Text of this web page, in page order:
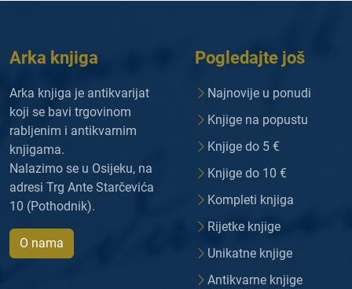
Arka knjiga
Arka knjiga je antikvarijat
koji se bavi trgovinom
rabljenim i antikvarnim
knjigama.
Nalazimo se u Osijeku, na
adresi Trg Ante Starčevića
10 (Pothodnik).
O nama
Pogledajte još
Najnovije u ponudi
Knjige na popustu
Knjige do 5 €
Knjige do 10 €
Kompleti knjiga
Rijetke knjige
Unikatne knjige
Antikvarne knjige